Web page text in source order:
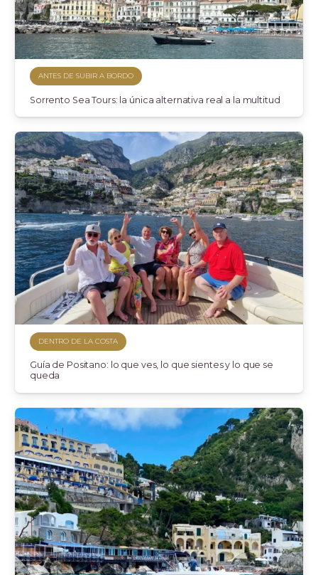
ANTES DE SUBIR A BORDO
Sorrento Sea Tours: la única alternativa real a la multitud
DENTRO DE LA COSTA
Guía de Positano: lo que ves, lo que sientes y lo que se
queda